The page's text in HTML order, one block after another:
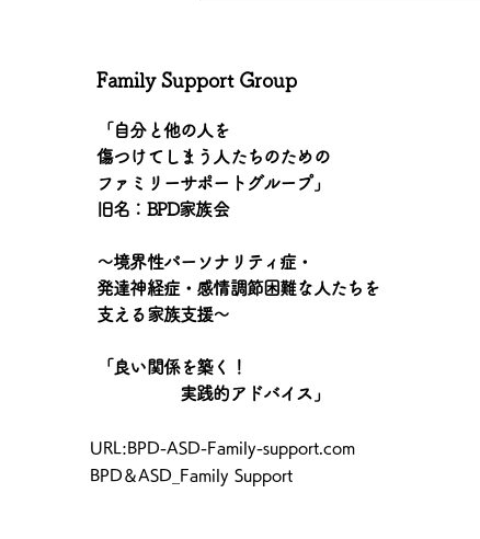
Family Support Group
「自分と他の人を
傷つけてしまう人たちのための
ファミリーサポートグループ」
旧名：BPD家族会
〜境界性パーソナリティ症・
発達神経症・感情調節困難な人たちを
支える家族支援〜
「良い関係を築く！
実践的アドバイス」
​URL:BPD-ASD-Family-support.com
BPD＆ASD_Family Support